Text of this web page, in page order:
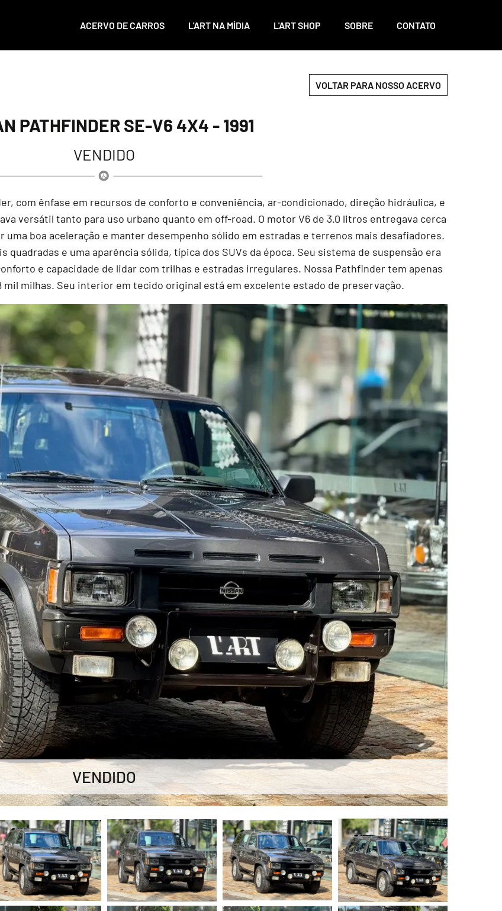
ACERVO DE CARROS L'ART NA MÍDIA L'ART SHOP SOBRE CONTATO
VOLTAR PARA NOSSO ACERVO
PATHFINDER SE-V6 4X4 - 1991
VENDIDO
com ênfase em recursos de conforto e conveniência, ar-condicionado, direção hidráulica, e
versátil tanto para uso urbano quanto em off-road. O motor V6 de 3.0 litros entregava cerca
boa aceleração e manter desempenho sólido em estradas e terrenos mais desafiadores.
quadradas e uma aparência sólida, típica dos SUVs da época. Seu sistema de suspensão era
e capacidade de lidar com trilhas e estradas irregulares. Nossa Pathfinder tem apenas
milhas. Seu interior em tecido original está em excelente estado de preservação.
VENDIDO